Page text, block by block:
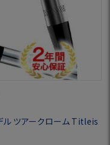
ル ツアークローム Titleis